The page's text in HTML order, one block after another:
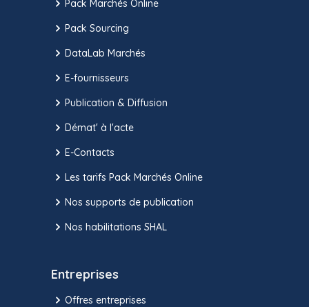
Pack Marchés Online
Pack Sourcing
DataLab Marchés
E-fournisseurs
Publication & Diffusion
Démat' à l'acte
E-Contacts
Les tarifs Pack Marchés Online
Nos supports de publication
Nos habilitations SHAL
Entreprises
Offres entreprises